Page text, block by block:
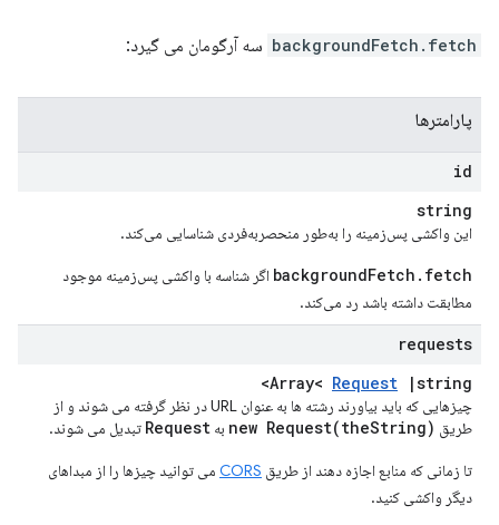
backgroundFetch.fetch سه آرگومان می گیرد:
پارامترها
id
string
این واکشی پس‌زمینه را به‌طور منحصربه‌فردی شناسایی می‌کند.
backgroundFetch.fetch اگر شناسه با واکشی پس‌زمینه موجود
مطابقت داشته باشد رد می‌کند.
requests
Array< Request |string>
چیزهایی که باید بیاورند رشته ها به عنوان URL در نظر گرفته می شوند و از
طریق
new Request(theString) به Request تبدیل می شوند.
تا زمانی که منابع اجازه دهند از طریق CORS می توانید چیزها را از مبداهای
دیگر واکشی کنید.